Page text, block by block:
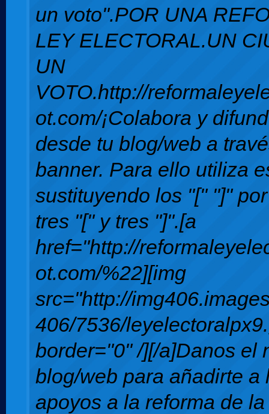
un voto".POR UNA
LEY ELECTORAL.UN
UN
VOTO.http://
ot.com/¡Colabora y
desde tu blog/web a
banner. Para ello utiliza
sustituyendo los "[" "]"
tres "[" y tres "]".[a
href="http://
ot.com/%22][img
src="http://
406/7536/
border="0" /][/a]Danos el
blog/web para añadirte a
apoyos a la reforma de